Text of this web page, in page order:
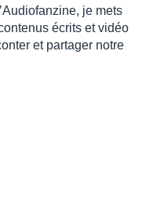
je mets
écrits et vidéo
et partager notre